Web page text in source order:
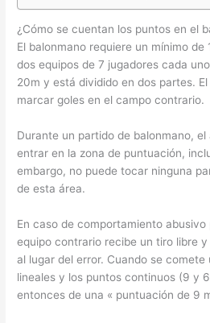
¿Cómo se cuentan los puntos en el
El balonmano requiere un mínimo de
dos equipos de 7 jugadores cada
20m y está dividido en dos partes.
marcar goles en el campo contrario.
Durante un partido de balonmano,
entrar en la zona de puntuación,
embargo, no puede tocar ninguna
de esta área.
En caso de comportamiento
equipo contrario recibe un tiro libre
al lugar del error. Cuando se
lineales y los puntos continuos (9 y
entonces de una « puntuación de 9